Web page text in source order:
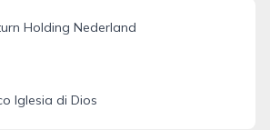
Holding Nederland
Iglesia di Dios